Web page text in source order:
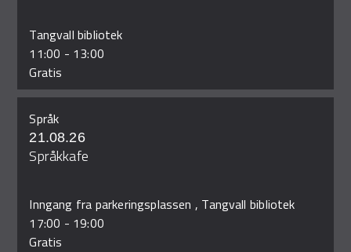
Tangvall bibliotek
11:00 - 13:00
Gratis
Språk
21.08.26
Språkkafe
Inngang fra parkeringsplassen , Tangvall bibliotek
17:00 - 19:00
Gratis